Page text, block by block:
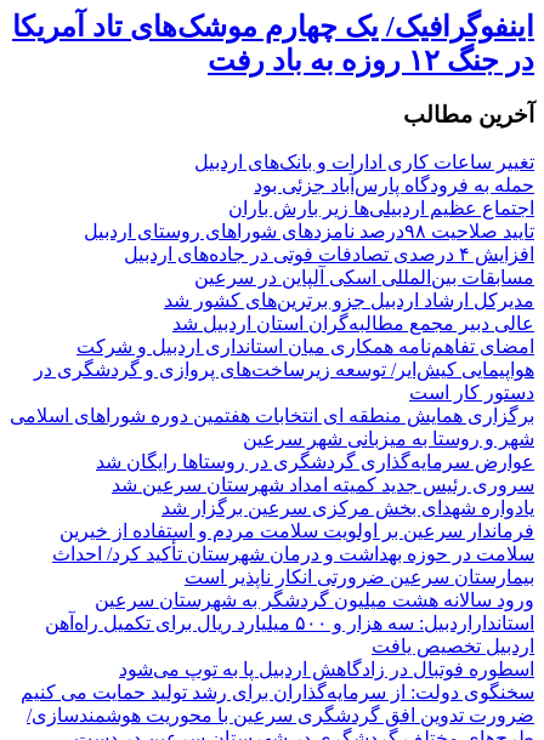
اینفوگرافیک/ یک چهارم موشک‌های تاد آمریکا
در جنگ ۱۲ روزه به باد رفت
آخرین مطالب
تغییر ساعات کاری ادارات و بانک‌های اردبیل
حمله به فرودگاه پارس‌‌آباد جزئی بود
اجتماع عظیم اردبیلی‌ها زیر بارش باران
تایید صلاحیت ۹۸درصد نامزدهای شوراهای روستای اردبیل
افزایش ۴ درصدی تصادفات فوتی در جاده‌های اردبیل
مسابقات بین‌المللی اسکی آلپاین در سرعین
مدیرکل ارشاد اردبیل جزو برترین‌های کشور شد
عالی دبیر مجمع مطالبه‌گران استان اردبیل شد
امضای تفاهم‌نامه همکاری میان استانداری اردبیل و شرکت
هواپیمایی کیش‌ایر/ توسعه زیرساخت‌های پروازی و گردشگری در
دستور کار است
برگزاری همایش منطقه ای انتخابات هفتمین دوره شوراهای اسلامی
شهر و روستا به میزبانی شهر سرعین
عوارض سرمایه‌گذاری گردشگری در روستاها رایگان شد
سروری رئیس جدید کمیته امداد شهرستان سرعین شد
یادواره شهدای بخش مرکزی سرعین برگزار شد
فرماندار سرعین بر اولویت سلامت مردم و استفاده از خیرین
سلامت در حوزه بهداشت و درمان شهرستان تأکید کرد/ احداث
بیمارستان سرعین ضرورتی انکار ناپذیر است
ورود سالانه هشت میلیون گردشگر به شهرستان سرعین
استانداراردبیل: سه هزار و ۵۰۰ میلیارد ریال برای تکمیل راه‌آهن
اردبیل تخصیص یافت
اسطوره فوتبال در زادگاهش اردبیل پا به توپ می‌شود
سخنگوی دولت: از سرمایه‌گذاران برای رشد تولید حمایت می کنیم
ضرورت تدوین افق گردشگری سرعین با محوریت هوشمندسازی/